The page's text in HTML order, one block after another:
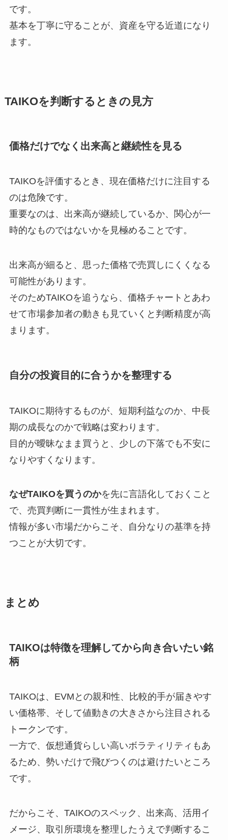
です。
基本を丁寧に守ることが、資産を守る近道になり
ます。
TAIKOを判断するときの見方
価格だけでなく出来高と継続性を見る
TAIKOを評価するとき、現在価格だけに注目する
のは危険です。
重要なのは、出来高が継続しているか、関心が一
時的なものではないかを見極めることです。
出来高が細ると、思った価格で売買しにくくなる
可能性があります。
そのためTAIKOを追うなら、価格チャートとあわ
せて市場参加者の動きも見ていくと判断精度が高
まります。
自分の投資目的に合うかを整理する
TAIKOに期待するものが、短期利益なのか、中長
期の成長なのかで戦略は変わります。
目的が曖昧なまま買うと、少しの下落でも不安に
なりやすくなります。
なぜTAIKOを買うのかを先に言語化しておくこと
で、売買判断に一貫性が生まれます。
情報が多い市場だからこそ、自分なりの基準を持
つことが大切です。
まとめ
TAIKOは特徴を理解してから向き合いたい銘
柄
TAIKOは、EVMとの親和性、比較的手が届きやす
い価格帯、そして値動きの大きさから注目される
トークンです。
一方で、仮想通貨らしい高いボラティリティもあ
るため、勢いだけで飛びつくのは避けたいところ
です。
だからこそ、TAIKOのスペック、出来高、活用イ
メージ、取引所環境を整理したうえで判断するこ